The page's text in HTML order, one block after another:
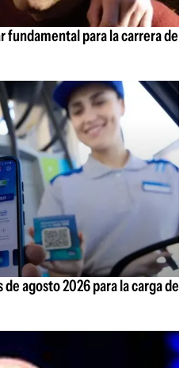
fundamental para la carrera de
agosto 2026 para la carga de